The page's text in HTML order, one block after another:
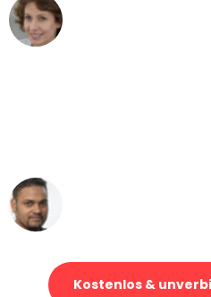
Kostenlos &